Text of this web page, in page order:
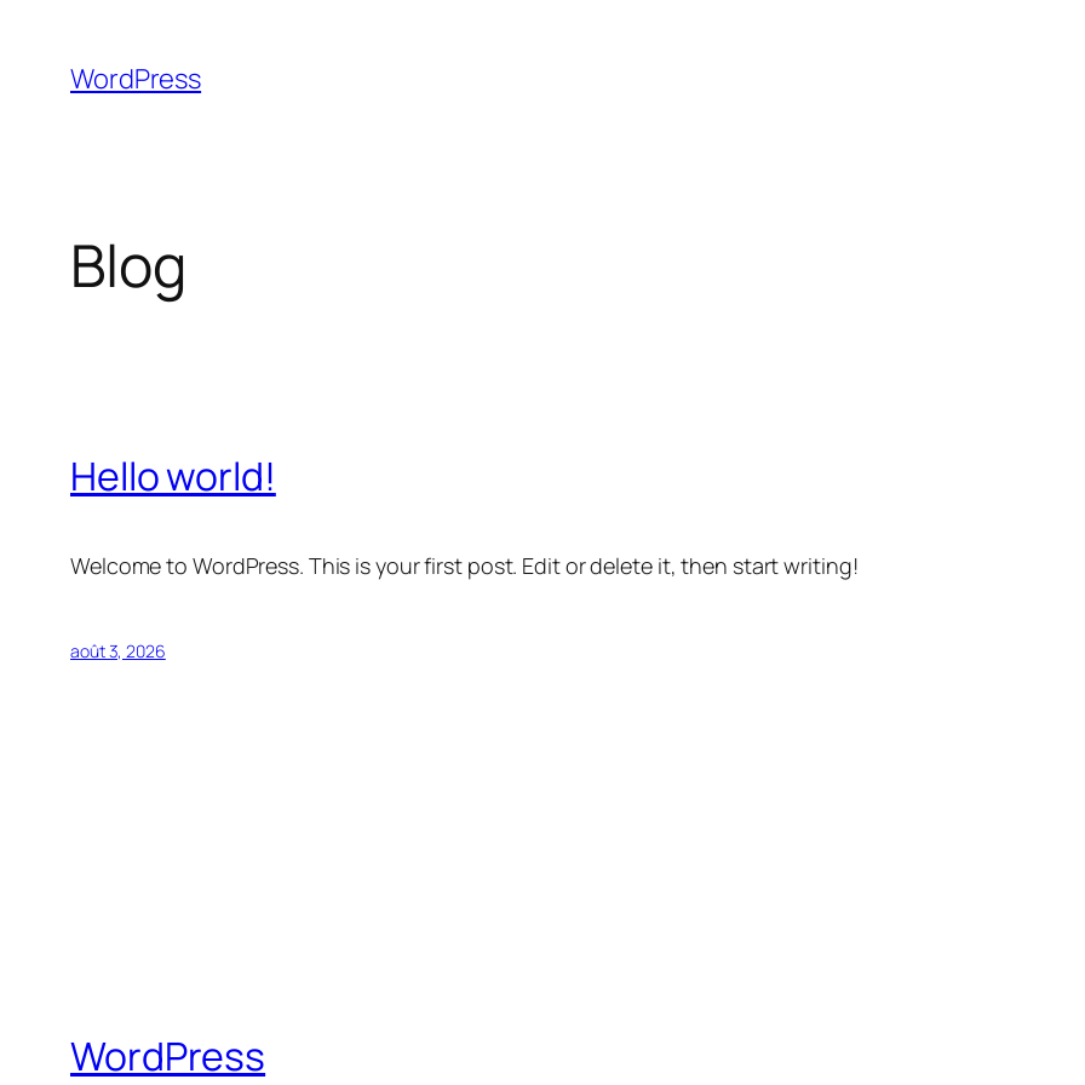
contenu
WordPress
Blog
Hello world!
Welcome to WordPress. This is your first post. Edit or delete it, then start writing!
août 3, 2026
WordPress